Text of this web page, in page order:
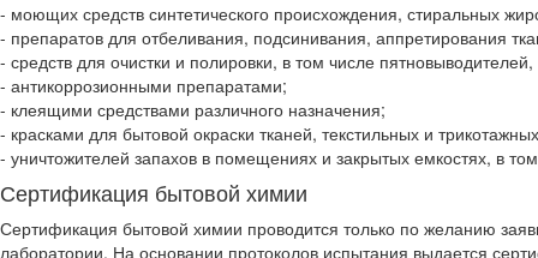
- моющих средств синтетического происхождения, стиральных
- препаратов для отбеливания, подсинивания, аппретирования
- средств для очистки и полировки, в том числе
- антикоррозионными препаратами;
- клеящими средствами различного назначения;
- красками для бытовой окраски тканей, текстильных и
- уничтожителей запахов в помещениях и закрытых емкостях, в
Сертификация бытовой химии
Сертификация бытовой химии проводится только по желанию
лаборатории. На основании протоколов испытания выдается